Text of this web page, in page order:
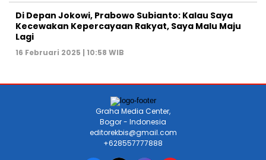
Di Depan Jokowi, Prabowo Subianto: Kalau Saya
Kecewakan Kepercayaan Rakyat, Saya Malu Maju
Lagi
16 Februari 2025 | 10:58 WIB
Graha Media Center,
Bogor - Indonesia
editorekbis@gmail.com
+628557777888